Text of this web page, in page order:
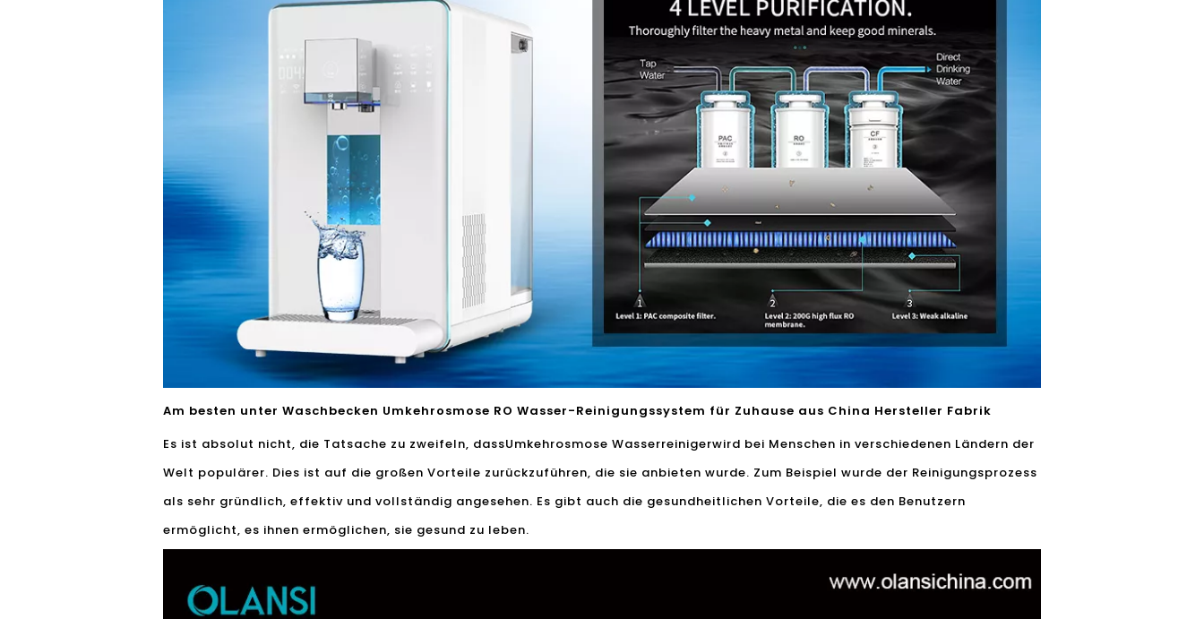
Am besten unter Waschbecken Umkehrosmose RO Wasser-Reinigungssystem für Zuhause aus China Hersteller Fabrik
Es ist absolut nicht, die Tatsache zu zweifeln, dassUmkehrosmose Wasserreinigerwird bei Menschen in verschiedenen Ländern der
Welt populärer. Dies ist auf die großen Vorteile zurückzuführen, die sie anbieten wurde. Zum Beispiel wurde der Reinigungsprozess
als sehr gründlich, effektiv und vollständig angesehen. Es gibt auch die gesundheitlichen Vorteile, die es den Benutzern
ermöglicht, es ihnen ermöglichen, sie gesund zu leben.